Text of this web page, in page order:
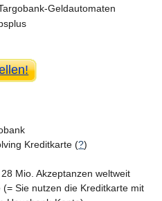
Geldautomaten
Kreditkarte (?)
Mio. Akzeptanzen weltweit
(= Sie nutzen die Kreditkarte mit